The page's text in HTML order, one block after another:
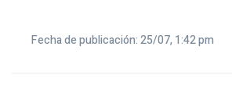
Fecha de publicación: 25/07, 1:42 pm